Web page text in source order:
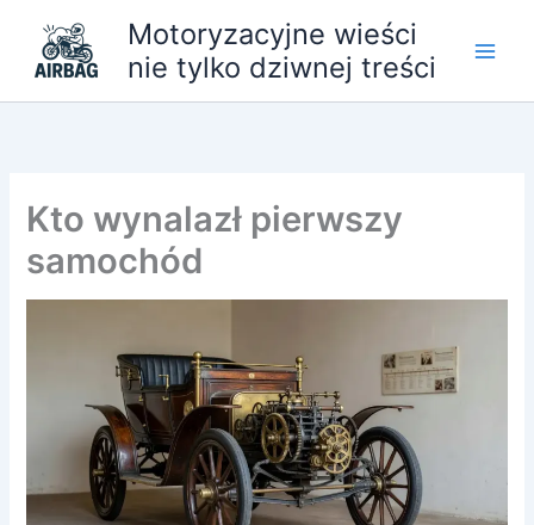
treści
Motoryzacyjne wieści
nie tylko dziwnej treści
Kto wynalazł pierwszy
samochód